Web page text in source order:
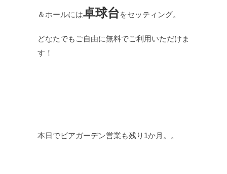
＆ホールには卓球台をセッティング。
どなたでもご自由に無料でご利用いただけま
す！
本日でビアガーデン営業も残り1か月。。